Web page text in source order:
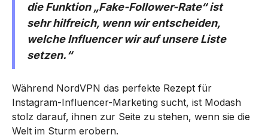
die Funktion „Fake-Follower-Rate“ ist
sehr hilfreich, wenn wir entscheiden,
welche Influencer wir auf unsere Liste
setzen.“
Während NordVPN das perfekte Rezept für
Instagram-Influencer-Marketing sucht, ist Modash
stolz darauf, ihnen zur Seite zu stehen, wenn sie die
Welt im Sturm erobern.